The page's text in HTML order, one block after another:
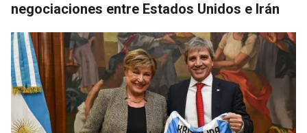
negociaciones entre Estados Unidos e Irán